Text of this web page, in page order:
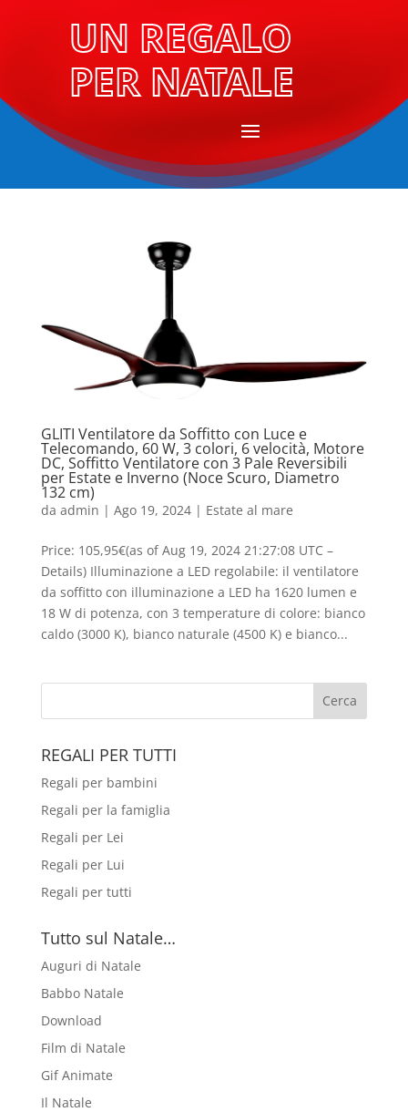
UN REGALO
PER NATALE
GLITI Ventilatore da Soffitto con Luce e
Telecomando, 60 W, 3 colori, 6 velocità, Motore
DC, Soffitto Ventilatore con 3 Pale Reversibili
per Estate e Inverno (Noce Scuro, Diametro
132 cm)
da admin | Ago 19, 2024| Estate al mare
Price: 105,95€(as of Aug 19, 2024 21:27:08 UTC –
Details) Illuminazione a LED regolabile: il ventilatore
da soffitto con illuminazione a LED ha 1620 lumen e
18 W di potenza, con 3 temperature di colore: bianco
caldo (3000 K), bianco naturale (4500 K) e bianco...
REGALI PER TUTTI
Regali per bambini
Regali per la famiglia
Regali per Lei
Regali per Lui
Regali per tutti
Tutto sul Natale…
Auguri di Natale
Babbo Natale
Download
Film di Natale
Gif Animate
Il Natale